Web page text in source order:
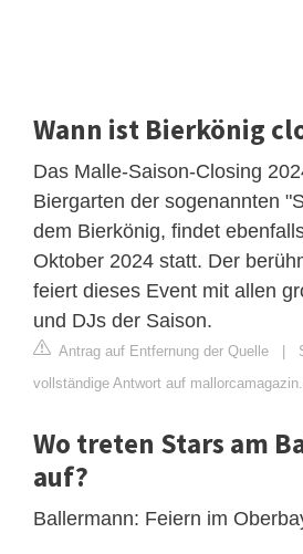
Wann ist Bierkönig
Das Malle-Saison-Closing
Biergarten der sogenannten
dem Bierkönig, findet
Oktober 2024 statt. Der
feiert dieses Event mit allen
und DJs der Saison.
Antrag auf Entfernung der Quelle |
vollständige Antwort auf
Wo treten Stars am
auf?
Ballermann: Feiern im